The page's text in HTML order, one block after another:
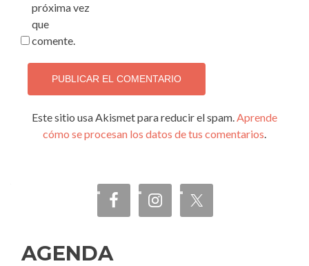
próxima vez
que
comente.
Este sitio usa Akismet para reducir el spam.Aprende
cómo se procesan los datos de tus comentarios.
AGENDA